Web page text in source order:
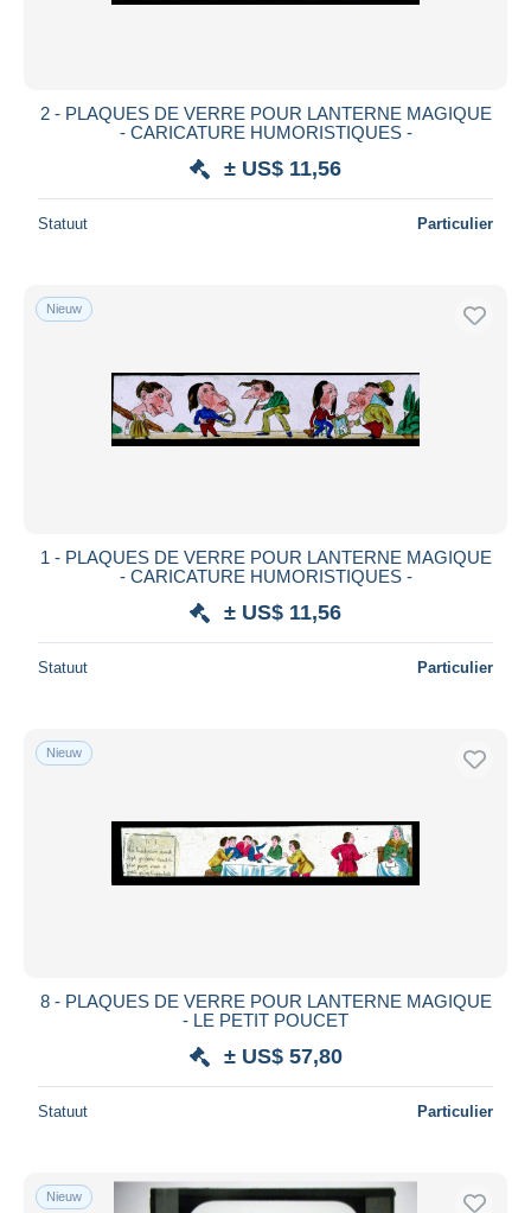
2 - PLAQUES DE VERRE POUR LANTERNE MAGIQUE
- CARICATURE HUMORISTIQUES -
± US$ 11,56
Statuut Particulier
Nieuw
1 - PLAQUES DE VERRE POUR LANTERNE MAGIQUE
- CARICATURE HUMORISTIQUES -
± US$ 11,56
Statuut Particulier
Nieuw
8 - PLAQUES DE VERRE POUR LANTERNE MAGIQUE
- LE PETIT POUCET
± US$ 57,80
Statuut Particulier
Nieuw